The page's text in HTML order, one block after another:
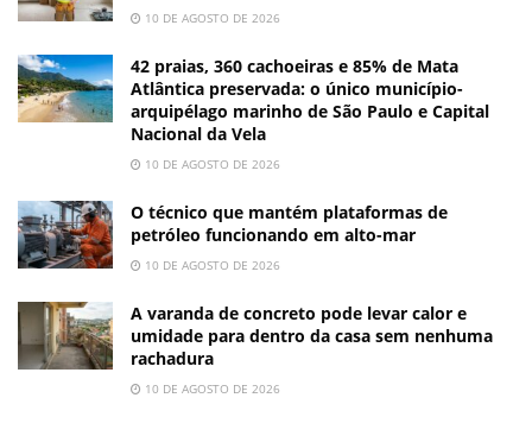
10 DE AGOSTO DE 2026
42 praias, 360 cachoeiras e 85% de Mata
Atlântica preservada: o único município-
arquipélago marinho de São Paulo e Capital
Nacional da Vela
10 DE AGOSTO DE 2026
O técnico que mantém plataformas de
petróleo funcionando em alto-mar
10 DE AGOSTO DE 2026
A varanda de concreto pode levar calor e
umidade para dentro da casa sem nenhuma
rachadura
10 DE AGOSTO DE 2026